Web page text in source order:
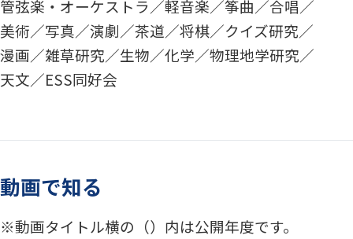
管弦楽・オーケストラ／軽音楽／筝曲／合唱／
美術／写真／演劇／茶道／将棋／クイズ研究／
漫画／雑草研究／生物／化学／物理地学研究／
天文／ESS同好会
動画で知る
動画タイトル横の（）内は公開年度です。